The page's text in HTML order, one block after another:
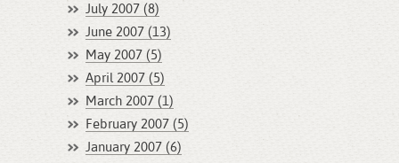
July 2007 (8)
June 2007 (13)
May 2007 (5)
April 2007 (5)
March 2007 (1)
February 2007 (5)
January 2007 (6)